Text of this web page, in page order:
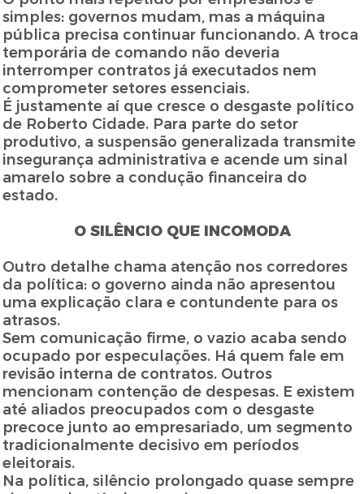
simples: governos mudam, mas a máquina
pública precisa continuar funcionando. A troca
temporária de comando não deveria
interromper contratos já executados nem
comprometer setores essenciais.
É justamente aí que cresce o desgaste político
de Roberto Cidade. Para parte do setor
produtivo, a suspensão generalizada transmite
insegurança administrativa e acende um sinal
amarelo sobre a condução financeira do
estado.
O SILÊNCIO QUE INCOMODA
Outro detalhe chama atenção nos corredores
da política: o governo ainda não apresentou
uma explicação clara e contundente para os
atrasos.
Sem comunicação firme, o vazio acaba sendo
ocupado por especulações. Há quem fale em
revisão interna de contratos. Outros
mencionam contenção de despesas. E existem
até aliados preocupados com o desgaste
precoce junto ao empresariado, um segmento
tradicionalmente decisivo em períodos
eleitorais.
Na política, silêncio prolongado quase sempre